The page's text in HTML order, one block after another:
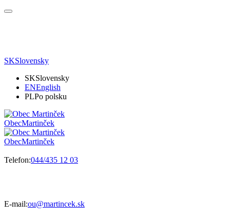
SKSlovensky
SKSlovensky
ENEnglish
PLPo polsku
ObecMartinček
ObecMartinček
Telefon:044/435 12 03
E-mail:ou@martincek.sk